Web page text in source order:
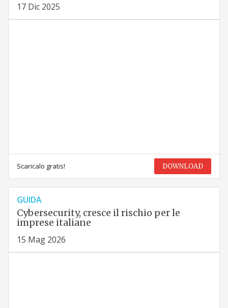
17 Dic 2025
Scaricalo gratis! DOWNLOAD
GUIDA
Cybersecurity, cresce il rischio per le
imprese italiane
15 Mag 2026